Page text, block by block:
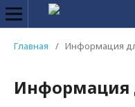
Главная / Информация
Информация